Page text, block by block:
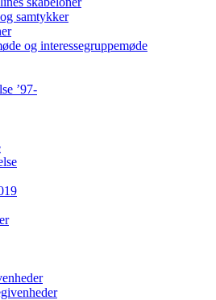
samtykker
og interessegruppemøde
’97-